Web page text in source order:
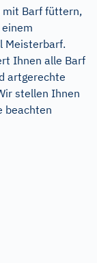
mit Barf füttern,
Meisterbarf.
Ihnen alle Barf
artgerechte
stellen Ihnen
beachten